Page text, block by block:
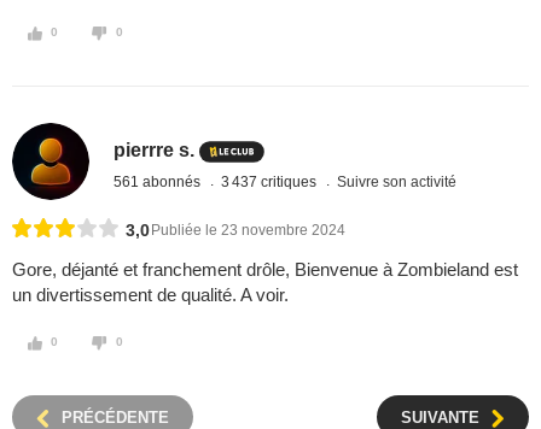
0 0
pierrre s.
561 abonnés 3 437 critiques Suivre son activité
3,0 Publiée le 23 novembre 2024
Gore, déjanté et franchement drôle, Bienvenue à Zombieland est
un divertissement de qualité. A voir.
0 0
PRÉCÉDENTE SUIVANTE